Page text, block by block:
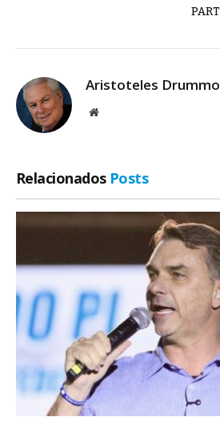
Aristoteles
Site
Relacionados Posts